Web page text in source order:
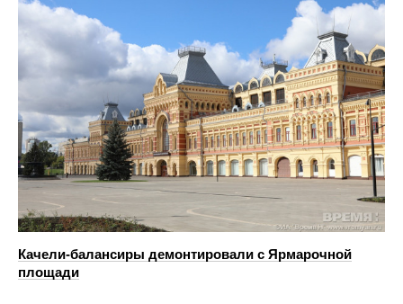
Качели-балансиры демонтировали с Ярмарочной
площади